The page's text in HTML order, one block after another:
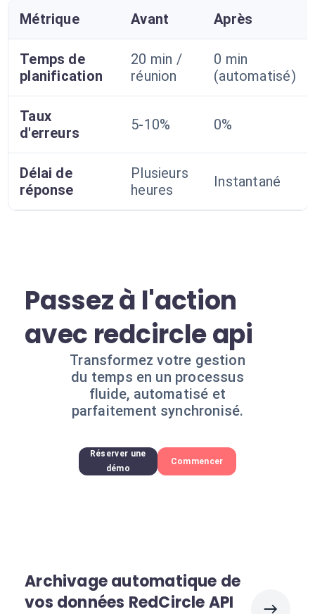
Métrique Avant Après
Temps de
planification
20 min /
réunion
0 min
(automatisé)
Taux
d'erreurs
5-10% 0%
Délai de
réponse
Plusieurs
heures
Instantané
Passez à l'action
avec redcircle api
Transformez votre gestion
du temps en un processus
fluide, automatisé et
parfaitement synchronisé.
Réserver une
démo
Commencer
Archivage automatique de
vos données RedCircle API